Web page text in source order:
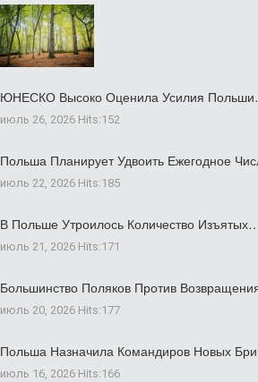
ЮНЕСКО Высоко Оценила Усилия
июль 26, 2026 Hits:152
Польша Планирует Удвоить Ежегодное
июль 22, 2026 Hits:185
В Польше Утроилось Количество
июль 21, 2026 Hits:171
Большинство Поляков Против
июль 20, 2026 Hits:177
Польша Назначила Командиров Новых
июль 16, 2026 Hits:166